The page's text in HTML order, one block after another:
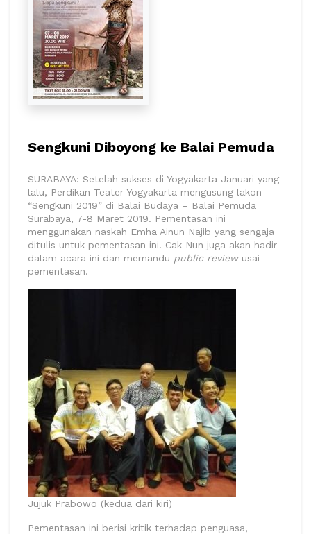
Sengkuni Diboyong ke Balai Pemuda
SURABAYA: Setelah sukses di Yogyakarta Januari yang
lalu, Perdikan Teater Yogyakarta mengusung lakon
“Sengkuni 2019” di Balai Budaya – Balai Pemuda
Surabaya, 7-8 Maret 2019. Pementasan ini
menggunakan naskah Emha Ainun Najib yang sengaja
ditulis untuk pementasan ini. Cak Nun juga akan hadir
dalam acara ini dan memandu public review usai
pementasan.
Jujuk Prabowo (kedua dari kiri)
Pementasan ini berisi kritik terhadap penguasa,